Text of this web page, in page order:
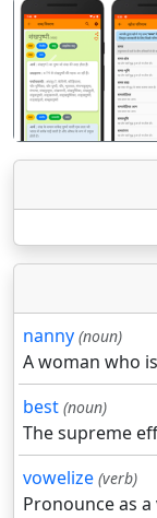
पिछला
nanny (noun)
A woman who
best (noun)
The supreme
vowelize (verb)
Pronounce as a